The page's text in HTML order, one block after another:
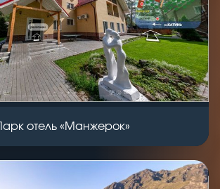
Парк отель «Манжерок»